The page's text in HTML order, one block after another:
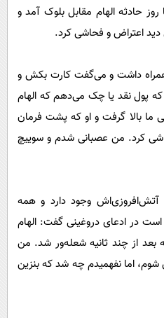
حادثه الهام مقابل بلوک آمد و
اعتراض و فحاشی کرد.
داشت و می‌گفت کارت بکش و
که پول نقد یا چک می‌دهم که الهام
ما بالا گرفت و او که پشت فرمان
کرد. من عصبانی شدم و سوییچ
آتش‌افروزی‌اش وجود دارد و همه
است در ادعای دروغینی گفت: الهام
از چند ثانیه شعله‌ور شد. من
اما نفهمیدم چه شد که بنزین